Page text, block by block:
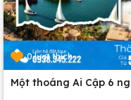
0 lượt thích
Một thoáng Ai Cập 6